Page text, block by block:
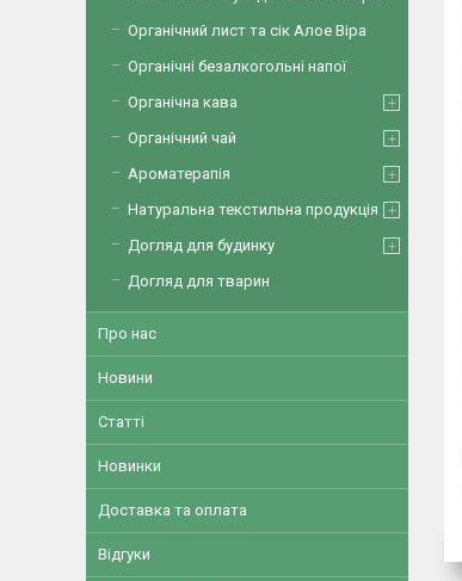
Органічний лист та сік Алое Віра
Органічні безалкогольні напої
Органічна кава
Органічний чай
Ароматерапія
Натуральна текстильна продукція
Догляд для будинку
Догляд для тварин
Про нас
Новини
Статті
Новинки
Доставка та оплата
Відгуки